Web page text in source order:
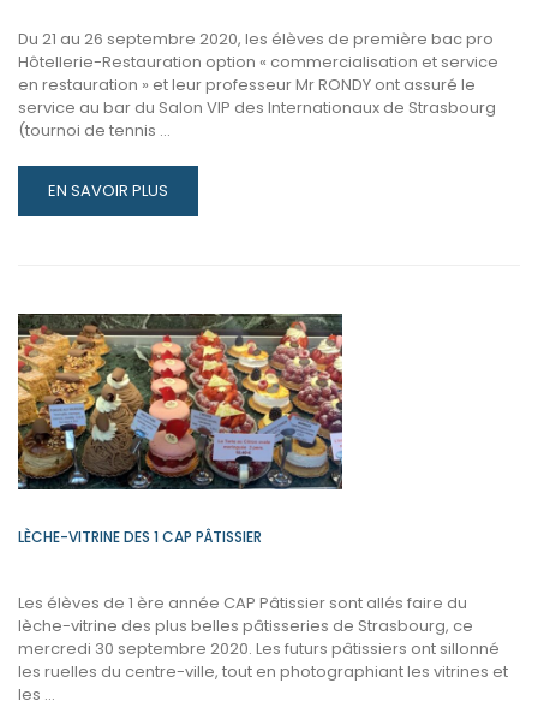
Du 21 au 26 septembre 2020, les élèves de première bac pro
Hôtellerie-Restauration option « commercialisation et service
en restauration » et leur professeur Mr RONDY ont assuré le
service au bar du Salon VIP des Internationaux de Strasbourg
(tournoi de tennis …
READ
MORE
AUX
INTERNATIONAUX
DE
STRASBOURG.
AU
SERVICE,
LES
1
EN SAVOIR PLUS
LÈCHE-VITRINE DES 1 CAP PÂTISSIER
Les élèves de 1 ère année CAP Pâtissier sont allés faire du
lèche-vitrine des plus belles pâtisseries de Strasbourg, ce
mercredi 30 septembre 2020. Les futurs pâtissiers ont sillonné
les ruelles du centre-ville, tout en photographiant les vitrines et
les …